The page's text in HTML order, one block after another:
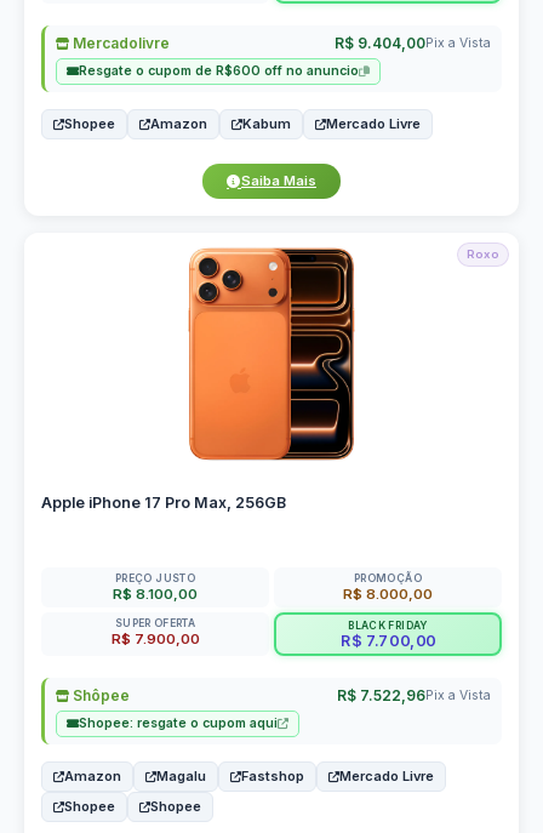
Mercadolivre R$ 9.404,00Pix a Vista
Resgate o cupom de R$600 off no anuncio
Shopee Amazon Kabum Mercado Livre
Saiba Mais
Roxo
Apple iPhone 17 Pro Max, 256GB
PREÇO JUSTO
R$ 8.100,00
PROMOÇÃO
R$ 8.000,00
SUPER OFERTA
R$ 7.900,00
BLACK FRIDAY
R$ 7.700,00
Shôpee R$ 7.522,96Pix a Vista
Shopee: resgate o cupom aqui
Amazon Magalu Fastshop
Mercado Livre
Shopee
Shopee